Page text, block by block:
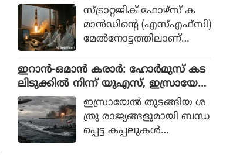
ധിയാണ്.
ഗ്‌നി-4 മിസൈല്‍ പരീക്ഷിച്ചു
സ്ട്രാറ്റജിക് ഫോഴ്സ് ക
മാന്‍ഡിന്റെ (എസ്എഫ്സി)
മേല്‍നോട്ടത്തിലാണ്
തെന്നും അഭ്യാസ
ത്തിനായി നിശ്ചയിച്ചിട്ടുള്ള
എല്ലാ പ്രവര്‍ത്തനപരവും
സാങ്കേതികവുമായ ആവ
ശ്യകതകള്‍
പാലിച്ചിട്ടുണ്ടെന്നും പ്ര
ഇറാന്‍-ഒമാന്‍ കരാര്‍: ഹോര്‍മുസ് കട
ലിടുക്കില്‍ നിന്ന് യുഎസ്, ഇസ്രായേല്‍
കപ്പലുകളെ നിരോധിക്കാന്‍ പദ്ധതി
ഇസ്രായേല്‍ തുടങ്ങിയ ശ
ത്രു രാജ്യങ്ങളുമായി ബന്ധ
പ്പെട്ട കപ്പലുകള്‍